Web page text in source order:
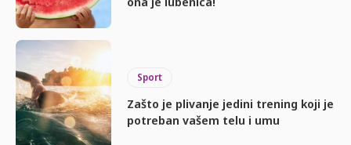
Sport
Zašto je plivanje jedini trening koji je
potreban vašem telu i umu